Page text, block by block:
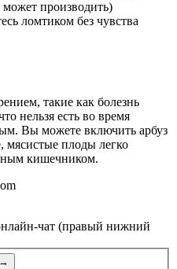
производить)
ломтиком без чувства
такие как болезнь
нельзя есть во время
Вы можете включить арбуз
мясистые плоды легко
кишечником.
чат (правый нижний
→